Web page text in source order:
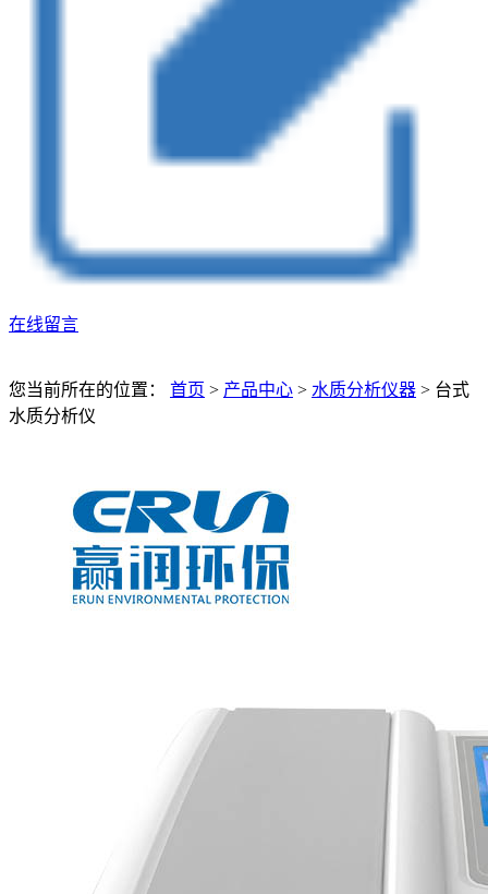
在线留言
您当前所在的位置： 首页 > 产品中心 > 水质分析仪器 > 台式
水质分析仪